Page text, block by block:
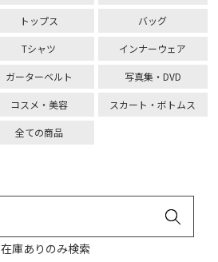
トップス バッグ
Tシャツ インナーウェア
ガーターベルト 写真集・DVD
コスメ・美容 スカート・ボトムス
全ての商品
在庫ありのみ検索